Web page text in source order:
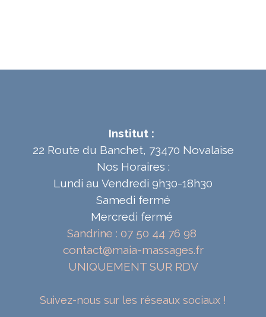
Institut :
22 Route du Banchet, 73470 Novalaise
Nos Horaires :
Lundi au Vendredi 9h30-18h30
Samedi fermé
Mercredi fermé
Sandrine : 07 50 44 76 98
contact@maia-massages.fr
UNIQUEMENT SUR RDV
Suivez-nous sur les réseaux sociaux !